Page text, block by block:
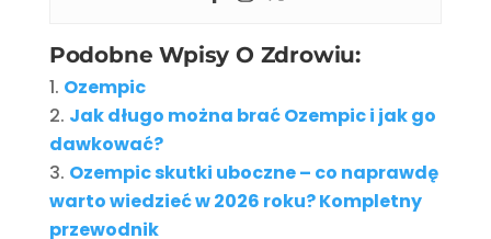
Podobne Wpisy O Zdrowiu:
Ozempic
Jak długo można brać Ozempic i jak go
dawkować?
Ozempic skutki uboczne – co naprawdę
warto wiedzieć w 2026 roku? Kompletny
przewodnik